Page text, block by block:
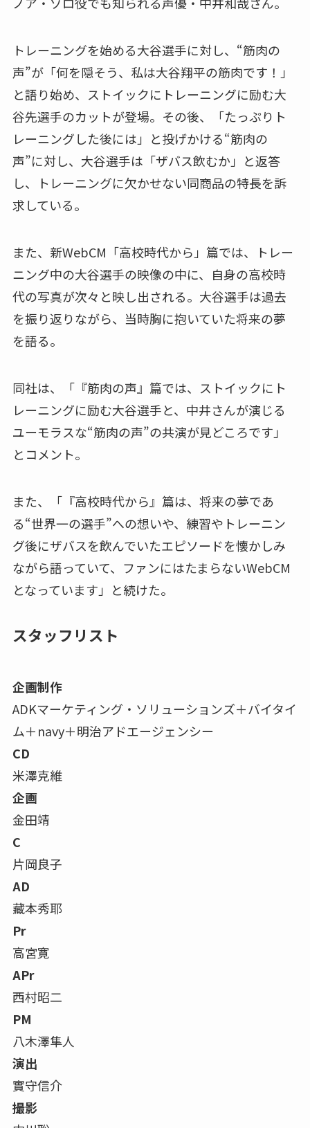
トレーニングを始める大谷選手に対し、“筋肉の
声”が「何を隠そう、私は大谷翔平の筋肉です！」
と語り始め、ストイックにトレーニングに励む大
谷先選手のカットが登場。その後、「たっぷりト
レーニングした後には」と投げかける“筋肉の
声”に対し、大谷選手は「ザバス飲むか」と返答
し、トレーニングに欠かせない同商品の特長を訴
求している。
また、新WebCM「高校時代から」篇では、トレー
ニング中の大谷選手の映像の中に、自身の高校時
代の写真が次々と映し出される。大谷選手は過去
を振り返りながら、当時胸に抱いていた将来の夢
を語る。
同社は、「『筋肉の声』篇では、ストイックにト
レーニングに励む大谷選手と、中井さんが演じる
ユーモラスな“筋肉の声”の共演が見どころです」
とコメント。
また、「『高校時代から』篇は、将来の夢であ
る“世界一の選手”への想いや、練習やトレーニン
グ後にザバスを飲んでいたエピソードを懐かしみ
ながら語っていて、ファンにはたまらないWebCM
となっています」と続けた。
スタッフリスト
企画制作
ADKマーケティング・ソリューションズ＋バイタイ
ム＋navy＋明治アドエージェンシー
CD
米澤克維
企画
金田靖
C
片岡良子
AD
藏本秀耶
Pr
高宮寛
APr
西村昭二
PM
八木澤隼人
演出
實守信介
撮影